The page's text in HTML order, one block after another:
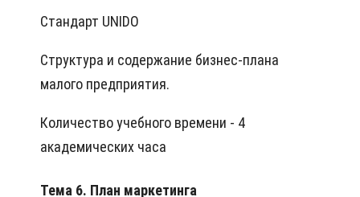
Стандарт UNIDO
Структура и содержание бизнес-плана
малого предприятия.
Количество учебного времени - 4
академических часа
Тема 6. План маркетинга